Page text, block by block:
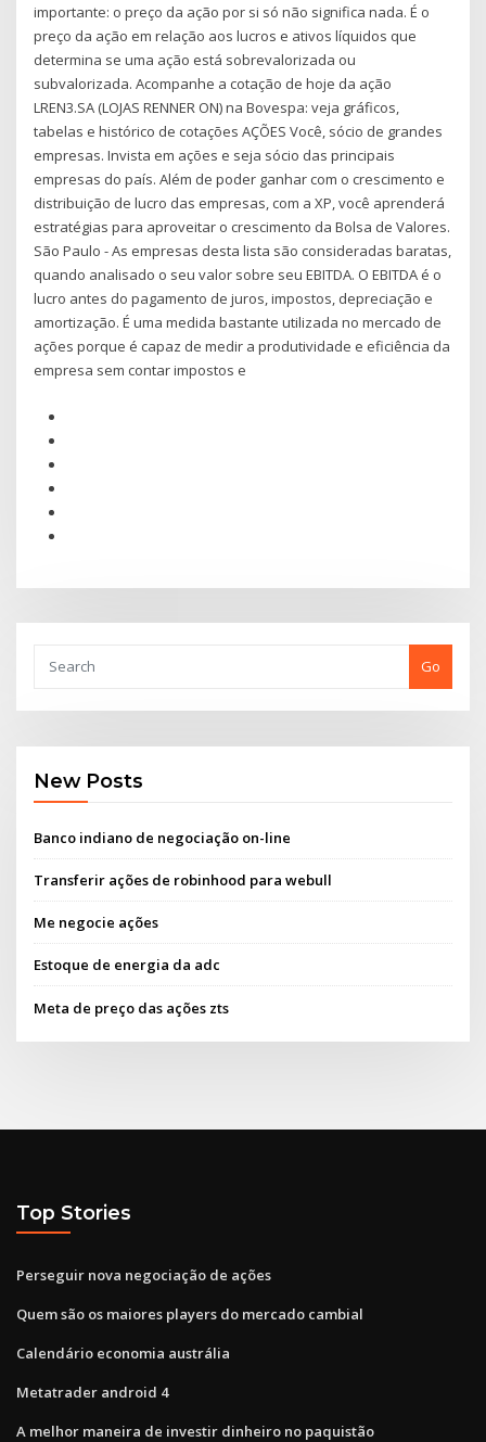
importante: o preço da ação por si só não significa nada. É o
preço da ação em relação aos lucros e ativos líquidos que
determina se uma ação está sobrevalorizada ou
subvalorizada. Acompanhe a cotação de hoje da ação
LREN3.SA (LOJAS RENNER ON) na Bovespa: veja gráficos,
tabelas e histórico de cotações AÇÕES Você, sócio de grandes
empresas. Invista em ações e seja sócio das principais
empresas do país. Além de poder ganhar com o crescimento e
distribuição de lucro das empresas, com a XP, você aprenderá
estratégias para aproveitar o crescimento da Bolsa de Valores.
São Paulo - As empresas desta lista são consideradas baratas,
quando analisado o seu valor sobre seu EBITDA. O EBITDA é o
lucro antes do pagamento de juros, impostos, depreciação e
amortização. É uma medida bastante utilizada no mercado de
ações porque é capaz de medir a produtividade e eficiência da
empresa sem contar impostos e
Go
New Posts
Banco indiano de negociação on-line
Transferir ações de robinhood para webull
Me negocie ações
Estoque de energia da adc
Meta de preço das ações zts
Top Stories
Perseguir nova negociação de ações
Quem são os maiores players do mercado cambial
Calendário economia austrália
Metatrader android 4
A melhor maneira de investir dinheiro no paquistão